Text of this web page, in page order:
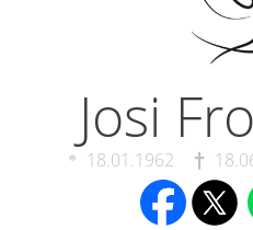
Josi
18.01.1962